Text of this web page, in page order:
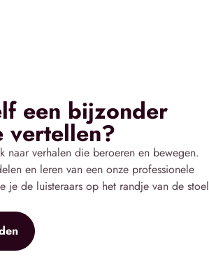
een bijzonder
vertellen?
verhalen die beroeren en bewegen.
en leren van een onze professionele
je de luisteraars op het randje van de stoel